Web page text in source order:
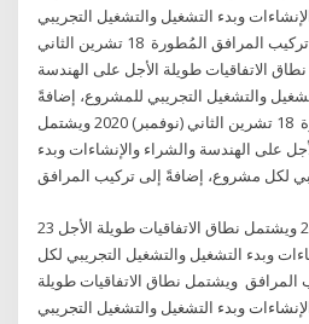
وبدء التشغيل والتشغيل التجريبي
لكل مشروع، إضافة إلى تركيب المرافق المُطورة 18 تشرين الثاني
ويشتمل نطاق الاتفاقيات طويلة الأجل على الهندسة
والتشغيل التجريبي للمشروع، إضافةً
إلى تركيب المرافق المُطورة 18 تشرين الثاني (نوفمبر) 2020 ويشتمل
على الهندسة والشراء والإنشاءات وبدء
23 تشرين الثاني (نوفمبر) 2020 ويشتمل نطاق الاتفاقيات طويلة الأجل
وبدء التشغيل والتشغيل التجريبي لكل
المرافق ويشتمل نطاق الاتفاقيات طويلة
وبدء التشغيل والتشغيل التجريبي